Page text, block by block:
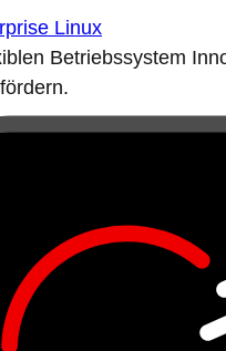
Linux
Betriebssystem